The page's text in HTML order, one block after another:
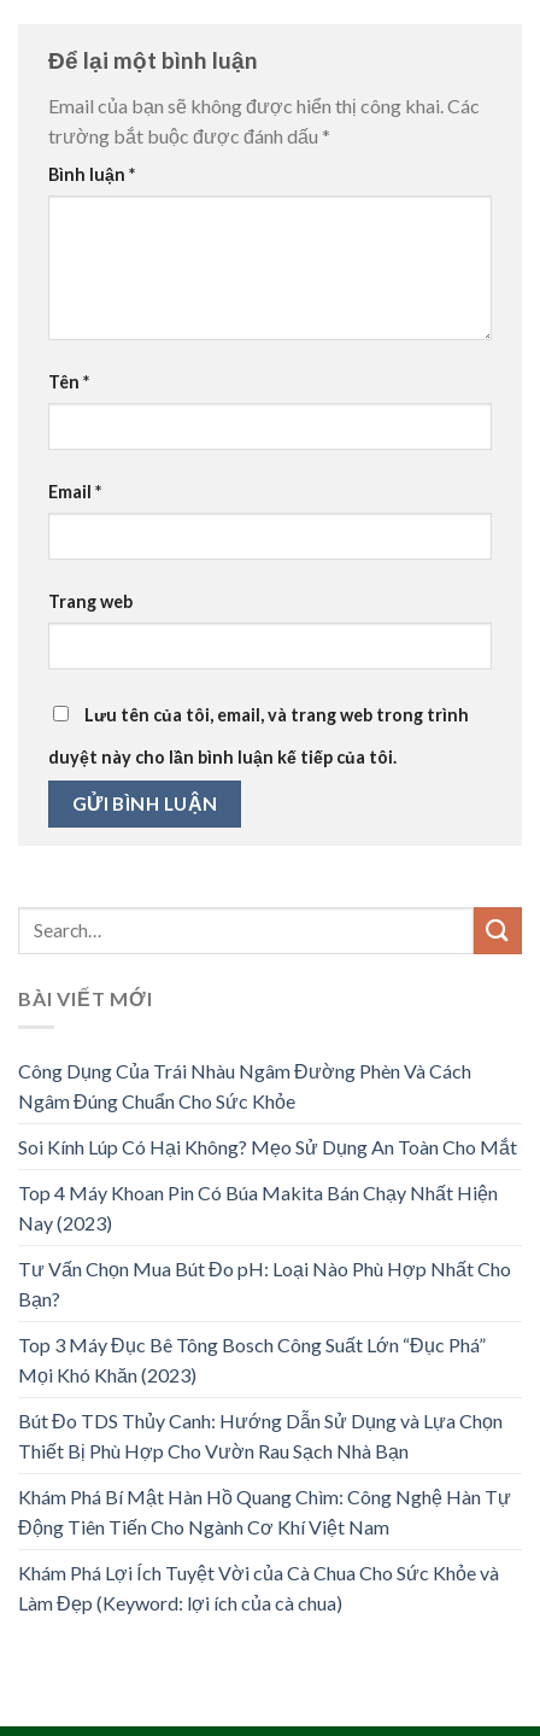
Để lại một bình luận
Email của bạn sẽ không được hiển thị công khai. Các
trường bắt buộc được đánh dấu *
Bình luận *
Tên *
Email *
Trang web
Lưu tên của tôi, email, và trang web trong trình
duyệt này cho lần bình luận kế tiếp của tôi.
BÀI VIẾT MỚI
Công Dụng Của Trái Nhàu Ngâm Đường Phèn Và Cách
Ngâm Đúng Chuẩn Cho Sức Khỏe
Soi Kính Lúp Có Hại Không? Mẹo Sử Dụng An Toàn Cho Mắt
Top 4 Máy Khoan Pin Có Búa Makita Bán Chạy Nhất Hiện
Nay (2023)
Tư Vấn Chọn Mua Bút Đo pH: Loại Nào Phù Hợp Nhất Cho
Bạn?
Top 3 Máy Đục Bê Tông Bosch Công Suất Lớn “Đục Phá”
Mọi Khó Khăn (2023)
Bút Đo TDS Thủy Canh: Hướng Dẫn Sử Dụng và Lựa Chọn
Thiết Bị Phù Hợp Cho Vườn Rau Sạch Nhà Bạn
Khám Phá Bí Mật Hàn Hồ Quang Chìm: Công Nghệ Hàn Tự
Động Tiên Tiến Cho Ngành Cơ Khí Việt Nam
Khám Phá Lợi Ích Tuyệt Vời của Cà Chua Cho Sức Khỏe và
Làm Đẹp (Keyword: lợi ích của cà chua)